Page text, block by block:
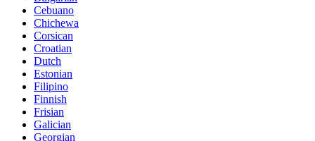
Cebuano
Chichewa
Corsican
Croatian
Dutch
Estonian
Filipino
Finnish
Frisian
Galician
Georgian